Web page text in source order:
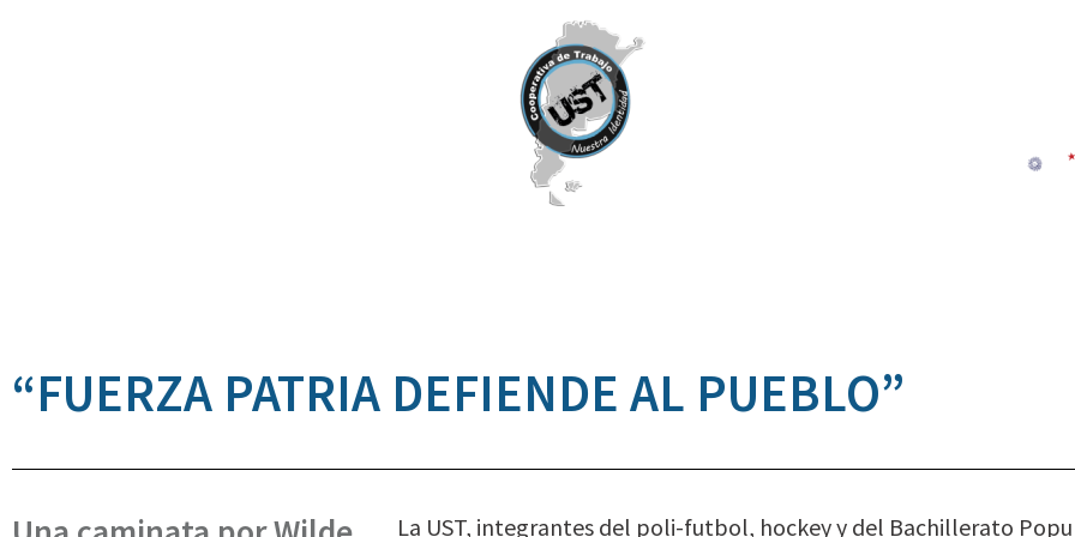
“FUERZA PATRIA DEFIENDE AL PUEBLO”
La UST, integrantes del poli-futbol, hockey y del Bachillerato